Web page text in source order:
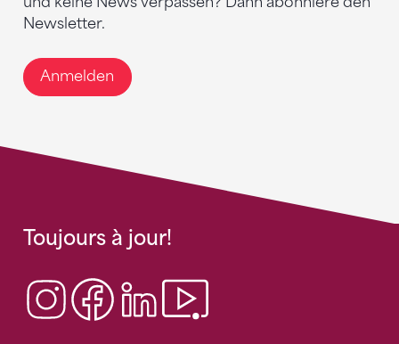
Newsletter.
Anmelden
Toujours à jour!